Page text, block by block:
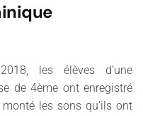
les élèves d’une
de 4ème ont enregistré
monté les sons qu'ils ont